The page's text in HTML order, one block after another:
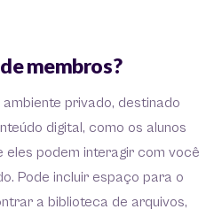
membros?
privado, destinado
digital, como os alunos
eles podem interagir com você
Pode incluir espaço para o
a biblioteca de arquivos,